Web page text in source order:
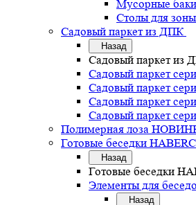
Мусорные баки
Столы для
Садовый паркет из ДПК
Назад
Садовый паркет из
Садовый паркет
Садовый паркет
Садовый паркет
Садовый паркет
Полимерная лоза
Готовые беседки
Назад
Готовые беседки
Элементы для
Назад